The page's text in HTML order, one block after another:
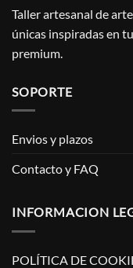
Taller artesanal de
únicas inspiradas en
premium.
SOPORTE
Envios y plazos
Contacto y FAQ
INFORMACION
POLÍTICA DE